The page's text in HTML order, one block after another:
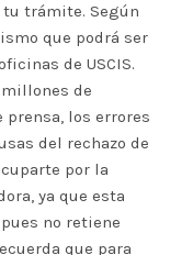
tu trámite. Según
que podrá ser
de USCIS.
millones de
los errores
del rechazo de
por la
ya que esta
no retiene
que para